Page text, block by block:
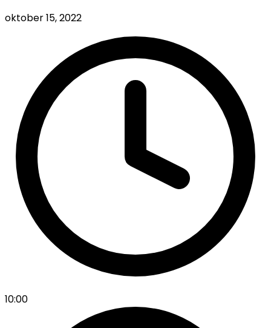
oktober 15, 2022
10:00